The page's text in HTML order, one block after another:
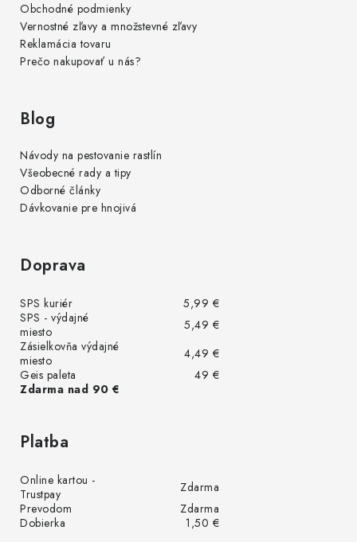
Obchodné podmienky
Vernostné zľavy a množstevné zľavy
Reklamácia tovaru
Prečo nakupovať u nás?
Blog
Návody na pestovanie rastlín
Všeobecné rady a tipy
Odborné články
Dávkovanie pre hnojivá
Doprava
SPS kuriér
5,99 €
SPS - výdajné
miesto
5,49 €
Zásielkovňa výdajné
miesto
4,49 €
Geis paleta
49 €
Zdarma nad 90 €
Platba
Online kartou -
Trustpay
Zdarma
Prevodom
Zdarma
Dobierka
1,50 €